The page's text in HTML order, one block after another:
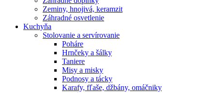
Zeminy, hnojivá, keramzit
Záhradné osvetlenie
Kuchyňa
Stolovanie a servírovanie
Poháre
Hrnčeky a šálky
Taniere
Misy a misky
Podnosy a tácky
Karafy, fľaše, džbány, omáčniky